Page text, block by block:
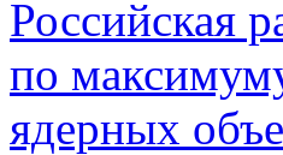
Российская
по
ядерных